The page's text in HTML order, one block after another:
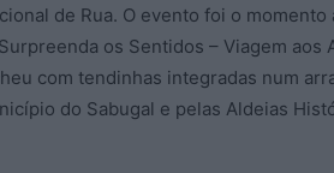
de Rua. O evento foi o
os Sentidos – Viagem aos
com tendinhas integradas num
do Sabugal e pelas Aldeias